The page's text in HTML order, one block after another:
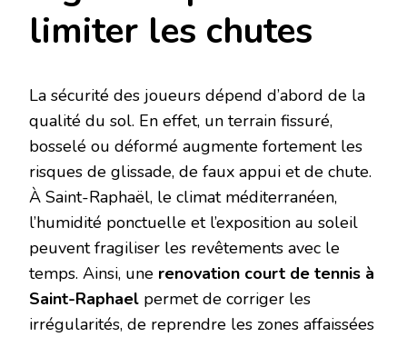
limiter les chutes
La sécurité des joueurs dépend d’abord de la
qualité du sol. En effet, un terrain fissuré,
bosselé ou déformé augmente fortement les
risques de glissade, de faux appui et de chute.
À Saint-Raphaël, le climat méditerranéen,
l’humidité ponctuelle et l’exposition au soleil
peuvent fragiliser les revêtements avec le
temps. Ainsi, une renovation court de tennis à
Saint-Raphael permet de corriger les
irrégularités, de reprendre les zones affaissées